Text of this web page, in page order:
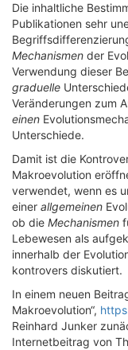
Die inhaltliche
Publikationen sehr
Mechanismen der
Verwendung dieser
graduelle
Veränderungen zum
einen
Unterschiede.
Damit ist die
Makroevolution
verwendet, wenn es
einer allgemeinen
ob die Mechanismen
Lebewesen als
innerhalb der
kontrovers diskutiert.
In einem neuen
Makroevolution“,
Reinhard Junker
Internetbeitrag von